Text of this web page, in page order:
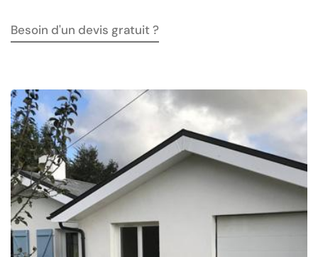
Besoin d'un devis gratuit ?